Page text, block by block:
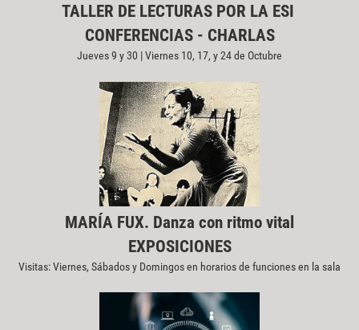
TALLER DE LECTURAS POR LA ESI
CONFERENCIAS - CHARLAS
Jueves 9 y 30 | Viernes 10, 17, y 24 de Octubre
MARÍA FUX. Danza con ritmo vital
EXPOSICIONES
Visitas: Viernes, Sábados y Domingos en horarios de funciones en la sala